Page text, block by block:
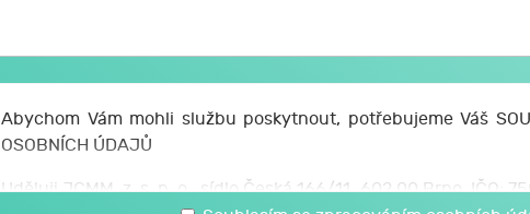
Abychom Vám mohli službu poskytnout, potřebujeme Váš
OSOBNÍCH ÚDAJŮ
Uděluji JCMM, z. s. p. o., sídlo Česká 166/11, 602 00 Brno, IČO: